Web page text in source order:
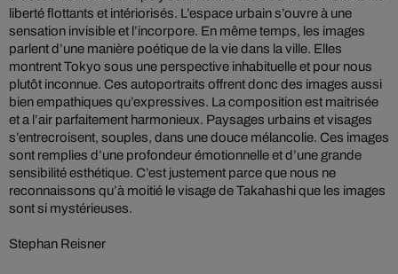
liberté flottants et intériorisés. L’espace urbain s’ouvre à une
sensation invisible et l’incorpore. En même temps, les images
parlent d’une manière poétique de la vie dans la ville. Elles
montrent Tokyo sous une perspective inhabituelle et pour nous
plutôt inconnue. Ces autoportraits offrent donc des images aussi
bien empathiques qu’expressives. La composition est maitrisée
et a l’air parfaitement harmonieux. Paysages urbains et visages
s’entrecroisent, souples, dans une douce mélancolie. Ces images
sont remplies d’une profondeur émotionnelle et d’une grande
sensibilité esthétique. C’est justement parce que nous ne
reconnaissons qu’à moitié le visage de Takahashi que les images
sont si mystérieuses.
Stephan Reisner